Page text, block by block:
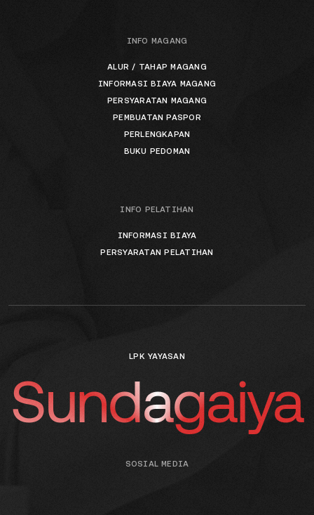
INFO MAGANG
ALUR / TAHAP MAGANG
INFORMASI BIAYA MAGANG
PERSYARATAN MAGANG
PEMBUATAN PASPOR
PERLENGKAPAN
BUKU PEDOMAN
INFO PELATIHAN
INFORMASI BIAYA
PERSYARATAN PELATIHAN
LPK YAYASAN
Sundagaiya
SOSIAL MEDIA